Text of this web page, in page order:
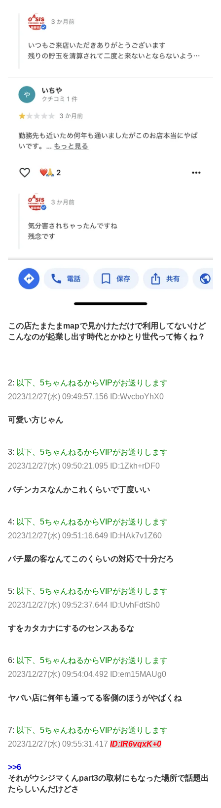
この店たまたまmapで見かけただけで利用してないけど
こんなのが起業し出す時代とかゆとり世代って怖くね？
2: 以下、5ちゃんねるからVIPがお送りします
2023/12/27(水) 09:49:57.156 ID:WvcboYhX0
可愛い方じゃん
3: 以下、5ちゃんねるからVIPがお送りします
2023/12/27(水) 09:50:21.095 ID:1Zkh+rDF0
パチンカスなんかこれくらいで丁度いい
4: 以下、5ちゃんねるからVIPがお送りします
2023/12/27(水) 09:51:16.649 ID:HAk7v1Z60
パチ屋の客なんてこのくらいの対応で十分だろ
5: 以下、5ちゃんねるからVIPがお送りします
2023/12/27(水) 09:52:37.644 ID:UvhFdtSh0
すをカタカナにするのセンスあるな
6: 以下、5ちゃんねるからVIPがお送りします
2023/12/27(水) 09:54:04.492 ID:em15MAUg0
ヤバい店に何年も通ってる客側のほうがやばくね
7: 以下、5ちゃんねるからVIPがお送りします
2023/12/27(水) 09:55:31.417 ID:IR6vqxK+0
>>6
それがウシジマくんpart3の取材にもなった場所で話題出
たらしいんだけどさ